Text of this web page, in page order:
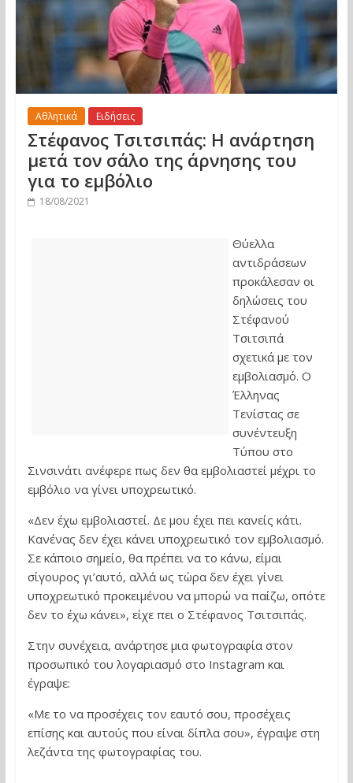
Αθλητικά Ειδήσεις
Στέφανος Τσιτσιπάς: Η ανάρτηση
μετά τον σάλο της άρνησης του
για το εμβόλιο
18/08/2021
Θύελλα
αντιδράσεων
προκάλεσαν οι
δηλώσεις του
Στέφανού
Τσιτσιπά
σχετικά με τον
εμβολιασμό. Ο
Έλληνας
Τενίστας σε
συνέντευξη
Τύπου στο
Σινσινάτι ανέφερε πως δεν θα εμβολιαστεί μέχρι το
εμβόλιο να γίνει υποχρεωτικό.
«Δεν έχω εμβολιαστεί. Δε μου έχει πει κανείς κάτι.
Κανένας δεν έχει κάνει υποχρεωτικό τον εμβολιασμό.
Σε κάποιο σημείο, θα πρέπει να το κάνω, είμαι
σίγουρος γι’αυτό, αλλά ως τώρα δεν έχει γίνει
υποχρεωτικό προκειμένου να μπορώ να παίζω, οπότε
δεν το έχω κάνει», είχε πει ο Στέφανος Τσιτσιπάς.
Στην συνέχεια, ανάρτησε μια φωτογραφία στον
προσωπικό του λογαριασμό στο Instagram και
έγραψε:
«Με το να προσέχεις τον εαυτό σου, προσέχεις
επίσης και αυτούς που είναι δίπλα σου», έγραψε στη
λεζάντα της φωτογραφίας του.